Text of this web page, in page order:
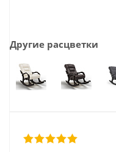
Другие расцветки